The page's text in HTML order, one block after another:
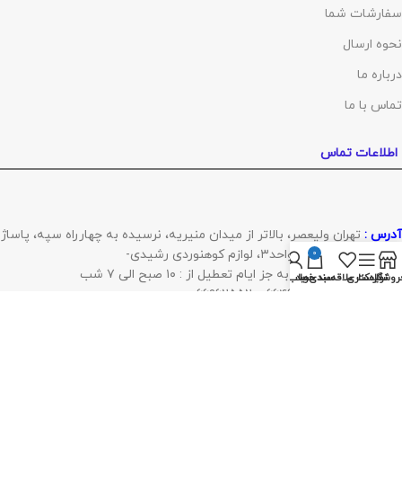
سفارشات شما
نحوه ارسال
درباره ما
تماس با ما
اطلاعات تماس
آدرس : تهران ولیعصر، بالاتر از میدان منیریه، نرسیده به چهارراه سپه، پاساژ
المپیک، طبقه سوم، واحد۳، لوازم کوهنوردی رشیدی-
ساعات کار همه روزه به جز ایام تعطیل از : ۱۰ صبح الی ۷ شب
۶۶۴۶۰۲۰۸ – ۶۶۹۶۲۵۵۲
نوار کناری
لیست علاقه‌مندی‌ها
0
سبد خریدحساب من